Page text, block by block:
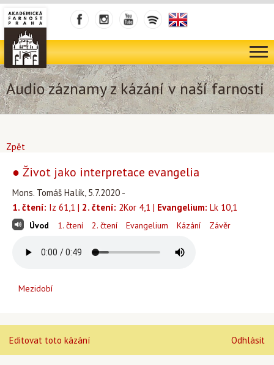
Audio záznamy z kázání v naší farnosti
Zpět
● Život jako interpretace evangelia
Mons. Tomáš Halík, 5.7.2020 -
1. čtení: Iz 61,1 | 2. čtení: 2Kor 4,1 | Evangelium: Lk 10,1
Úvod 1. čtení 2. čtení Evangelium Kázání Závěr
Mezidobí
Editovat toto kázání Odhlásit